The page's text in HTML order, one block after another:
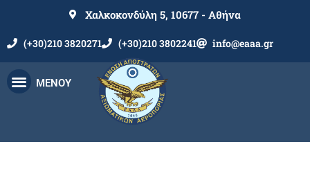
Χαλκοκονδύλη 5, 10677 - Αθήνα
(+30)210 3820271 (+30)210 3802241 info@eaaa.gr
ΜΕΝΟΥ